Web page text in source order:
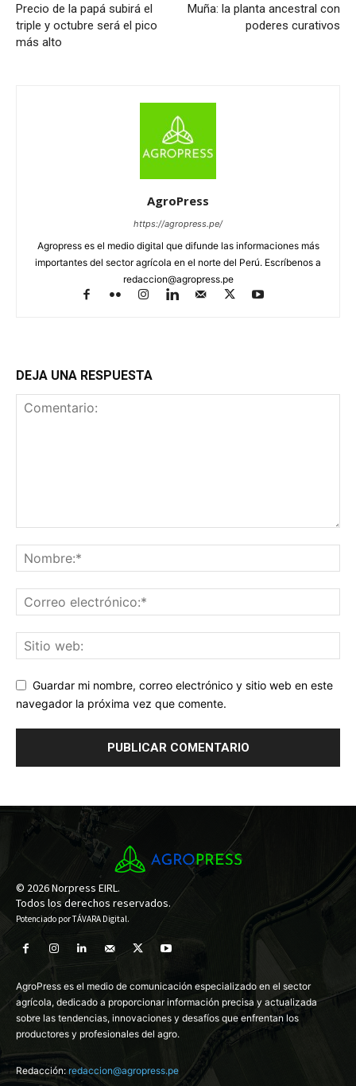
Precio de la papá subirá el
triple y octubre será el pico
más alto
Muña: la planta ancestral con
poderes curativos
AgroPress
https://agropress.pe/
Agropress es el medio digital que difunde las informaciones más
importantes del sector agrícola en el norte del Perú. Escríbenos a
redaccion@agropress.pe
DEJA UNA RESPUESTA
Guardar mi nombre, correo electrónico y sitio web en este
navegador la próxima vez que comente.
© 2026 Norpress EIRL.
Todos los derechos reservados.
Potenciado porTÁVARA Digital.
AgroPress es el medio de comunicación especializado en el sector
agrícola, dedicado a proporcionar información precisa y actualizada
sobre las tendencias, innovaciones y desafíos que enfrentan los
productores y profesionales del agro.
Redacción:redaccion@agropress.pe